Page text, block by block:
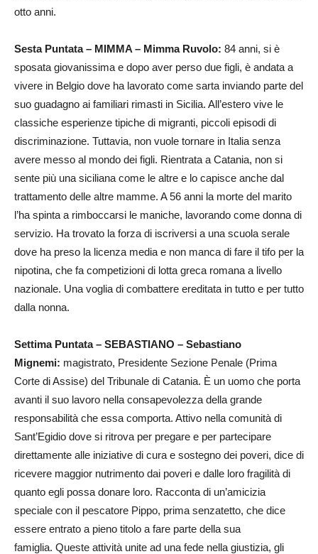
otto anni.
Sesta Puntata – MIMMA – Mimma Ruvolo: 84 anni, si è
sposata giovanissima e dopo aver perso due figli, è andata a
vivere in Belgio dove ha lavorato come sarta inviando parte del
suo guadagno ai familiari rimasti in Sicilia. All’estero vive le
classiche esperienze tipiche di migranti, piccoli episodi di
discriminazione. Tuttavia, non vuole tornare in Italia senza
avere messo al mondo dei figli. Rientrata a Catania, non si
sente più una siciliana come le altre e lo capisce anche dal
trattamento delle altre mamme. A 56 anni la morte del marito
l’ha spinta a rimboccarsi le maniche, lavorando come donna di
servizio. Ha trovato la forza di iscriversi a una scuola serale
dove ha preso la licenza media e non manca di fare il tifo per la
nipotina, che fa competizioni di lotta greca romana a livello
nazionale. Una voglia di combattere ereditata in tutto e per tutto
dalla nonna.
Settima Puntata – SEBASTIANO – Sebastiano
Mignemi: magistrato, Presidente Sezione Penale (Prima
Corte di Assise) del Tribunale di Catania. È un uomo che porta
avanti il suo lavoro nella consapevolezza della grande
responsabilità che essa comporta. Attivo nella comunità di
Sant’Egidio dove si ritrova per pregare e per partecipare
direttamente alle iniziative di cura e sostegno dei poveri, dice di
ricevere maggior nutrimento dai poveri e dalle loro fragilità di
quanto egli possa donare loro. Racconta di un’amicizia
speciale con il pescatore Pippo, prima senzatetto, che dice
essere entrato a pieno titolo a fare parte della sua
famiglia. Queste attività unite ad una fede nella giustizia, gli